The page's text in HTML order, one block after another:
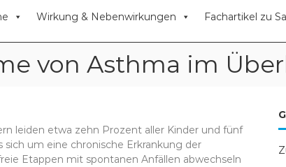
Wirkung & Nebenwirkungen Fachartikel zu
von Asthma im
leiden etwa zehn Prozent aller Kinder und fünf
sich um eine chronische Erkrankung der
Etappen mit spontanen Anfällen abwechseln